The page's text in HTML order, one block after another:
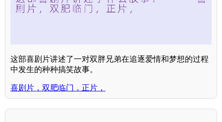
这部喜剧片讲述了一对双胖兄弟在追逐爱情和梦想的过程
中发生的种种搞笑故事。
喜剧片，双肥临门，正片，